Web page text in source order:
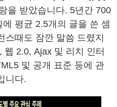
을 받았습니다. 5년간 700
평균 2.5개의 글을 쓴 셈
스때도 잠깐 말씀 드렸지
2.0, Ajax 및 리치 인터
및 공개 표준 등에 관
니다.